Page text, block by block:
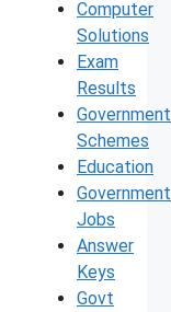
Computer
Solutions
Exam
Results
Government
Schemes
Education
Government
Jobs
Answer
Keys
Govt